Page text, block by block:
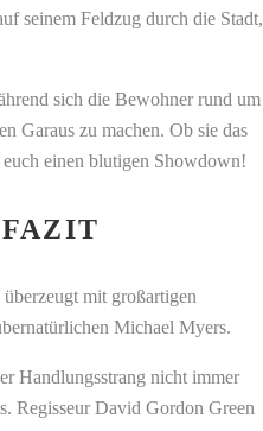
seinem Feldzug durch die Stadt,
sich die Bewohner rund um
Garaus zu machen. Ob sie das
einen blutigen Showdown!
mit großartigen
Michael Myers.
Handlungsstrang nicht immer
Regisseur David Gordon Green